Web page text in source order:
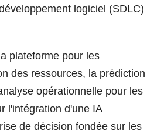
logiciel (SDLC)
plateforme pour les
des ressources, la prédiction
opérationnelle pour les
l'intégration d'une IA
de décision fondée sur les